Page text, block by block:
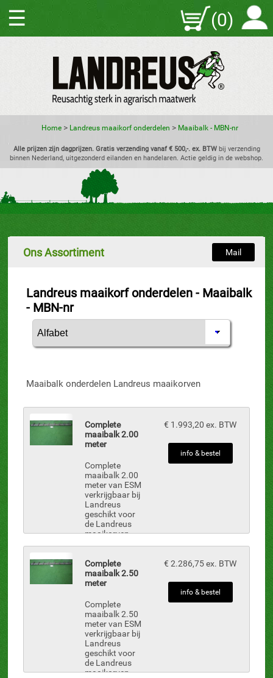
☰ (0)
Home> Landreus maaikorf onderdelen > Maaibalk - MBN-nr
Alle prijzen zijn dagprijzen. Gratis verzending vanaf € 500,-. ex. BTWbij verzending
binnen Nederland, uitgezonderd eilanden en handelaren. Actie geldig in de webshop.
Ons Assortiment Mail
Landreus maaikorf onderdelen - Maaibalk
- MBN-nr
Maaibalk onderdelen Landreus maaikorven
Complete
maaibalk 2.00
meter
Complete
maaibalk 2.00
meter van ESM
verkrijgbaar bij
Landreus
geschikt voor
de Landreus
maaikorven
leverbaar.
Maaibalk uit 1-
deel inclusief:
vingers MBN-
36, 6 st.
drukkers ...
€ 1.993,20 ex. BTW
info & bestel
Complete
maaibalk 2.50
meter
Complete
maaibalk 2.50
meter van ESM
verkrijgbaar bij
Landreus
geschikt voor
de Landreus
maaikorven
€ 2.286,75 ex. BTW
info & bestel